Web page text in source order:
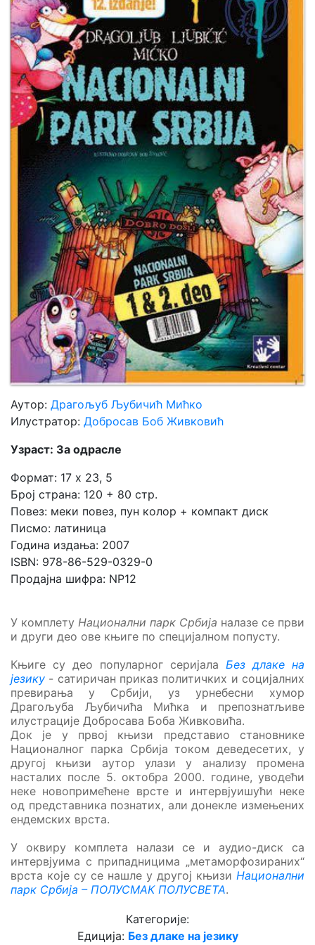
Мој
налог
Аутор: Драгољуб Љубичић Мићко
Илустратор: Добросав Боб Живковић
Узраст: За одрасле
Формат: 17 x 23, 5
Број страна: 120 + 80 стр.
Повез: меки повез, пун колор + компакт диск
Писмо: латиница
Година издања: 2007
ISBN: 978-86-529-0329-0
Продајна шифра: NP12
У комплету Национални парк Србија налазе се први
и други део ове књиге по специјалном попусту.
Књиге су део популарног серијала Без длаке на
језику - сатиричан приказ политичких и социјалних
превирања у Србији, уз урнебесни хумор
Драгољуба Љубичића Мићка и препознатљиве
илустрације Добросава Боба Живковића.
Док је у првој књизи представио становнике
Националног парка Србија током деведесетих, у
другој књизи аутор улази у анализу промена
насталих после 5. октобра 2000. године, уводећи
неке новопримећене врсте и интервјуишући неке
од представника познатих, али донекле измењених
ендемских врста.
У оквиру комплета налази се и аудио-диск са
интервјуима с припадницима „метаморфозираних“
врста које су се нашле у другој књизи Национални
парк Србија – ПОЛУСМАК ПОЛУСВЕТА.
Категорије:
Едиција: Без длаке на језику